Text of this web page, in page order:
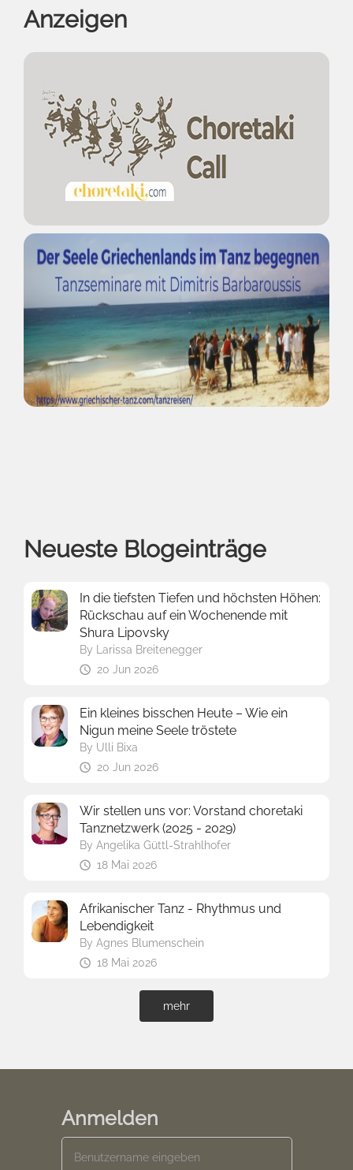
Anzeigen
Neueste Blogeinträge
In die tiefsten Tiefen und höchsten Höhen:
Rückschau auf ein Wochenende mit
Shura Lipovsky
By
Larissa Breitenegger
20 Jun 2026
Ein kleines bisschen Heute – Wie ein
Nigun meine Seele tröstete
By Ulli Bixa
20 Jun 2026
Wir stellen uns vor: Vorstand choretaki
Tanznetzwerk (2025 - 2029)
ByAngelika Güttl-Strahlhofer
18 Mai 2026
Afrikanischer Tanz - Rhythmus und
Lebendigkeit
ByAgnes Blumenschein
18 Mai 2026
mehr
Anmelden